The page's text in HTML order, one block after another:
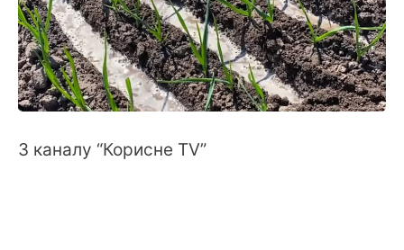
З каналу “Корисне TV”